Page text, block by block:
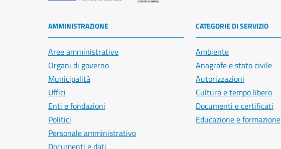
AMMINISTRAZIONE
Aree amministrative
Organi di governo
Municipalità
Uffici
Enti e fondazioni
Politici
Personale amministrativo
CATEGORIE DI SERVIZIO
Ambiente
Anagrafe e stato civile
Autorizzazioni
Cultura e tempo libero
Documenti e certificati
Educazione e formazione